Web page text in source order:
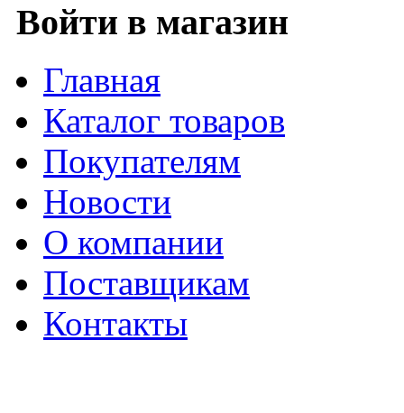
Войти в магазин
Главная
Каталог товаров
Покупателям
Новости
О компании
Поставщикам
Контакты